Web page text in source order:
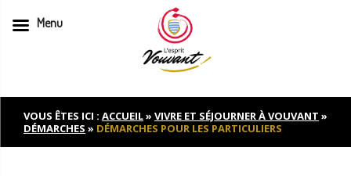
to
contentVOUS ÊTES ICI : ACCUEIL» VIVRE ET SÉJOURNER À VOUVANT »
DÉMARCHES » DÉMARCHES POUR LES PARTICULIERS
Menu